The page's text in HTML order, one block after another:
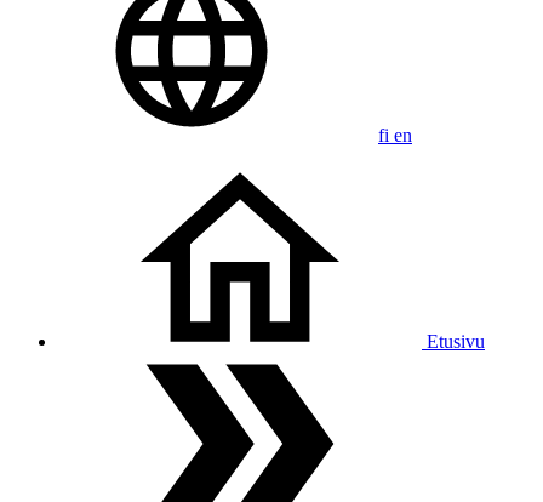
fi en
Etusivu